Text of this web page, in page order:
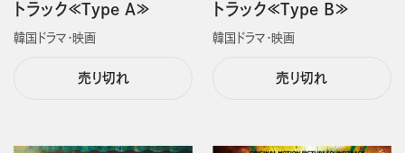
トラック≪Type A≫
韓国ドラマ・映画
売り切れ
トラック≪Type B≫
韓国ドラマ・映画
売り切れ